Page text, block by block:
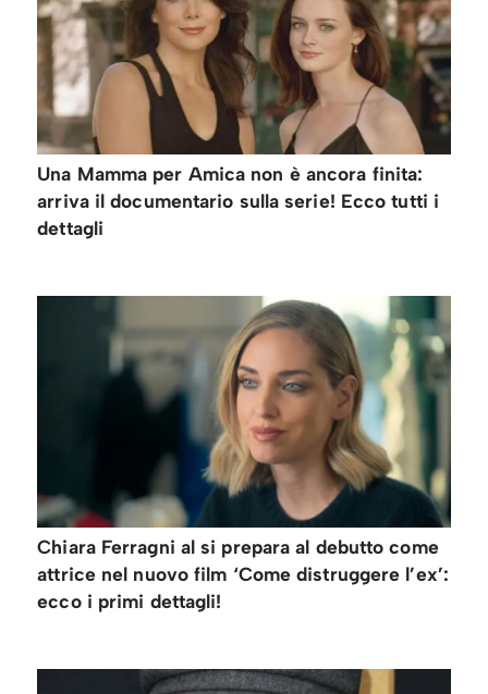
Una Mamma per Amica non è ancora finita:
arriva il documentario sulla serie! Ecco tutti i
dettagli
Chiara Ferragni al si prepara al debutto come
attrice nel nuovo film ‘Come distruggere l’ex’:
ecco i primi dettagli!